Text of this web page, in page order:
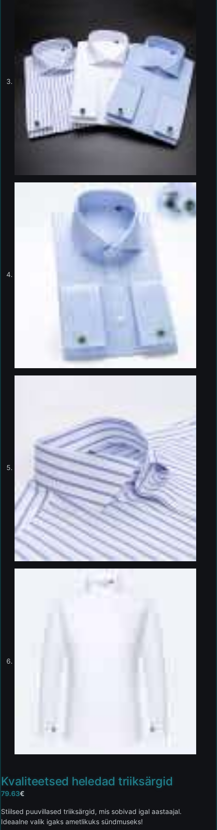
Kvaliteetsed heledad triiksärgid
79.63€
Stiilsed puuvillased triiksärgid, mis sobivad igal aastaajal.
Ideaalne valik igaks ametlikuks sündmuseks!